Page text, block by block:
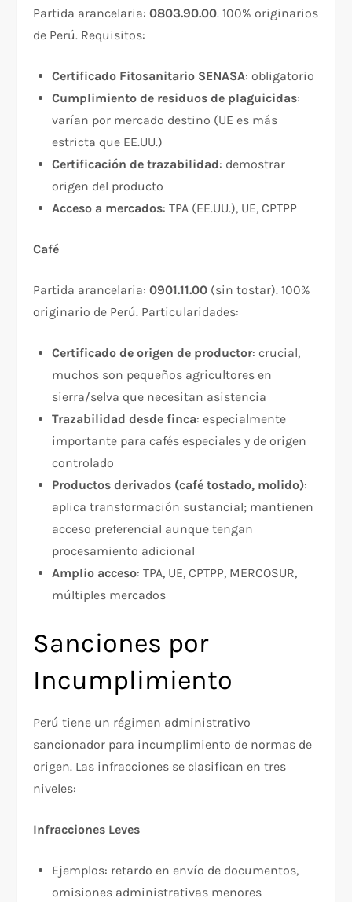
Partida arancelaria:0803.90.00. 100% originarios
de Perú. Requisitos:​
Certificado Fitosanitario SENASA: obligatorio
Cumplimiento de residuos de plaguicidas:
varían por mercado destino (UE es más
estricta que EE.UU.)
Certificación de trazabilidad: demostrar
origen del producto
Acceso a mercados: TPA (EE.UU.), UE, CPTPP
Café
Partida arancelaria:0901.11.00 (sin tostar). 100%
originario de Perú. Particularidades:
Certificado de origen de productor: crucial,
muchos son pequeños agricultores en
sierra/selva que necesitan asistencia
Trazabilidad desde finca: especialmente
importante para cafés especiales y de origen
controlado
Productos derivados (café tostado, molido):
aplica transformación sustancial; mantienen
acceso preferencial aunque tengan
procesamiento adicional
Amplio acceso: TPA, UE, CPTPP, MERCOSUR,
múltiples mercados
Sanciones por
Incumplimiento
Perú tiene un régimen administrativo
sancionador para incumplimiento de normas de
origen. Las infracciones se clasifican en tres
niveles:​
Infracciones Leves
Ejemplos: retardo en envío de documentos,
omisiones administrativas menores